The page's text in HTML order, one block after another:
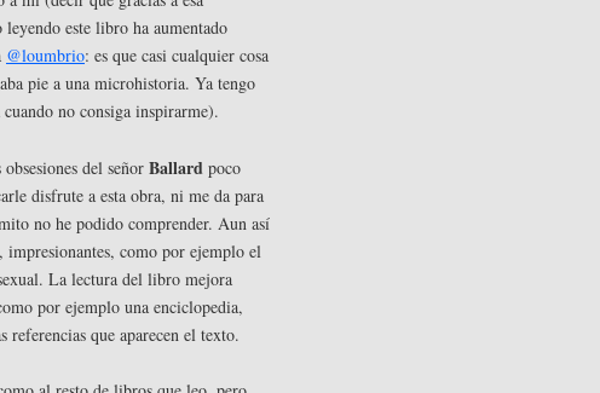
este libro ha aumentado
@loumbrio: es que casi cualquier cosa
pie a una microhistoria. Ya tengo
no consiga inspirarme).
del señor Ballard poco
disfrute a esta obra, ni me da para
no he podido comprender. Aun así
impresionantes, como por ejemplo el
La lectura del libro mejora
por ejemplo una enciclopedia,
referencias que aparecen el texto.